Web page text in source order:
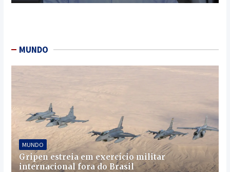
MUNDO
MUNDO
Gripen estreia em exercício militar
internacional fora do Brasil